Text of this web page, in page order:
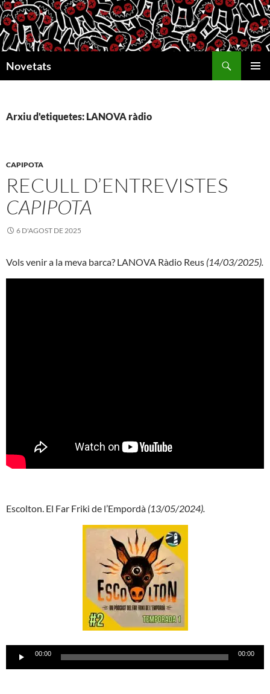
Vés
al
contingut
Novetats
Arxiu d'etiquetes: LANOVA ràdio
CAPIPOTA
RECULL D’ENTREVISTES
CAPIPOTA
6 D'AGOST DE 2025
Vols venir a la meva barca? LANOVA Ràdio Reus (14/03/2025).
Escolton. El Far Friki de l’Empordà (13/05/2024).
Reproductor
00:00 00:00